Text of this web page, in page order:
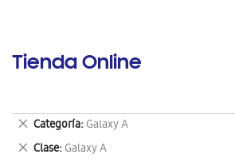
Tienda Online
Categoría Galaxy A
Eliminar
este
artículo
Clase Galaxy A
Eliminar